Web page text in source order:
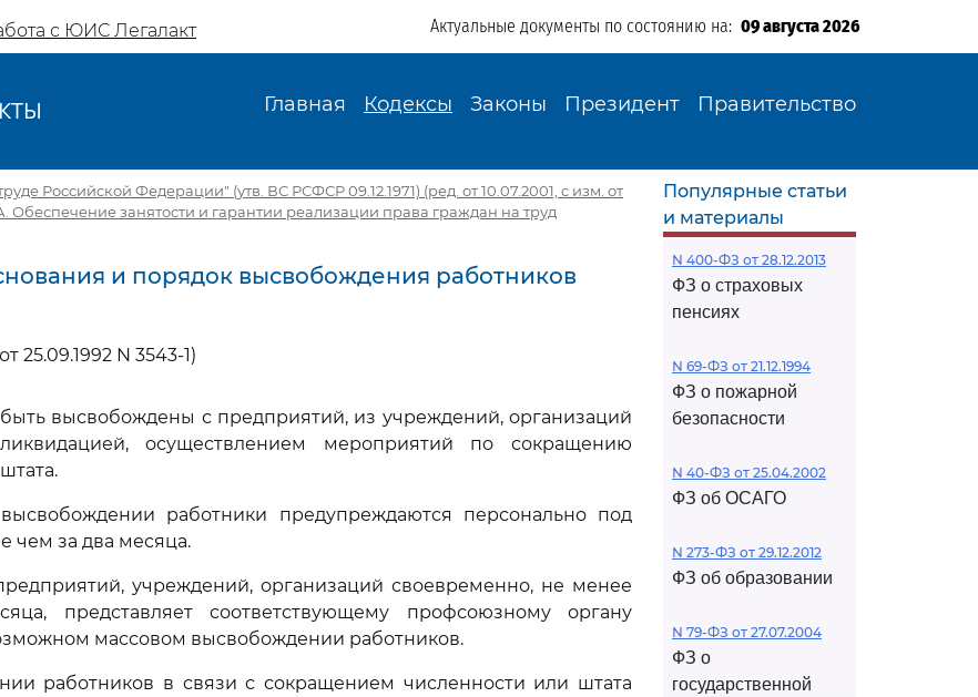
с ЮИС Легалакт Актуальные документы по состоянию на: 09 августа 2026
Главная Кодексы Законы Президент Правительство
Российской Федерации" (утв. ВС РСФСР 09.12.1971) (ред. от 10.07.2001, с изм. от
Обеспечение занятости и гарантии реализации права граждан на труд
и порядок высвобождения работников
25.09.1992 N 3543-1)
высвобождены с предприятий, из учреждений, организаций
осуществлением мероприятий по сокращению
работники предупреждаются персонально под
чем за два месяца.
учреждений, организаций своевременно, не менее
представляет соответствующему профсоюзному органу
массовом высвобождении работников.
работников в связи с сокращением численности или штата
Популярные статьи
и материалы
N 400-ФЗ от 28.12.2013
ФЗ о страховых
пенсиях
N 69-ФЗ от 21.12.1994
ФЗ о пожарной
безопасности
N 40-ФЗ от 25.04.2002
ФЗ об ОСАГО
N 273-ФЗ от 29.12.2012
ФЗ об образовании
N 79-ФЗ от 27.07.2004
ФЗ о
государственной